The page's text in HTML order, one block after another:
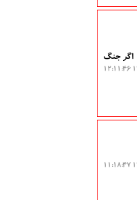
اگر جنگ